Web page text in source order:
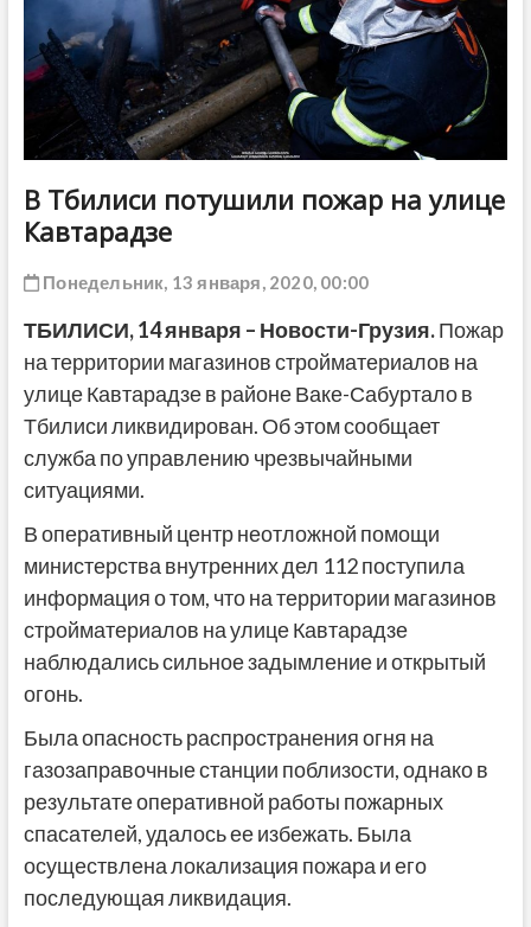
В Тбилиси потушили пожар на улице
Кавтарадзе
Понедельник, 13 января, 2020, 00:00
ТБИЛИСИ,14 января – Новости-Грузия.Пожар
на территории магазинов стройматериалов на
улице Кавтарадзе в районе Ваке-Сабуртало в
Тбилиси ликвидирован. Об этом сообщает
служба по управлению чрезвычайными
ситуациями.
В оперативный центр неотложной помощи
министерства внутренних дел 112 поступила
информация о том, что на территории магазинов
стройматериалов на улице Кавтарадзе
наблюдались сильное задымление и открытый
огонь.
Была опасность распространения огня на
газозаправочные станции поблизости, однако в
результате оперативной работы пожарных
спасателей, удалось ее избежать. Была
осуществлена локализация пожара и его
последующая ликвидация.